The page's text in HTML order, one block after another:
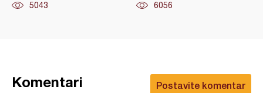
5043 6056
Postavite komentar
Komentari